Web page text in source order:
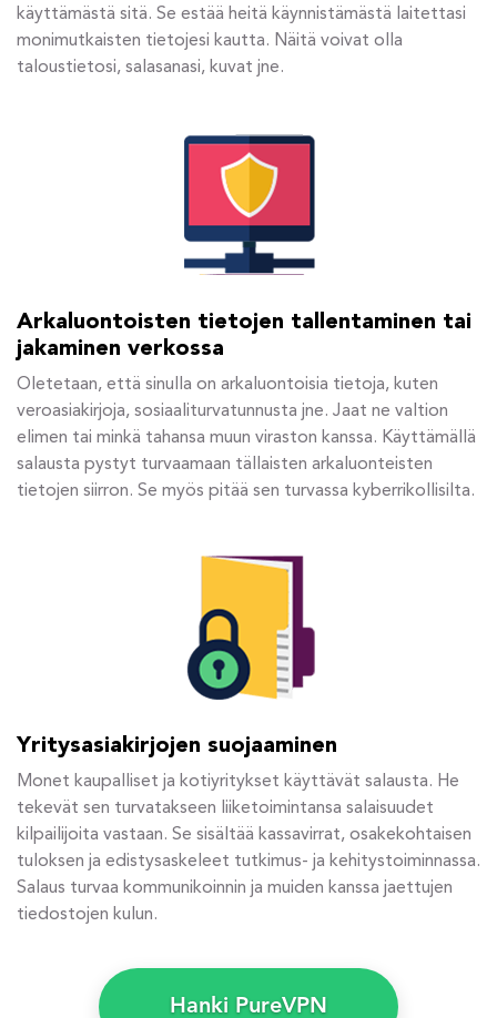
käyttämästä sitä. Se estää heitä käynnistämästä laitettasi
monimutkaisten tietojesi kautta. Näitä voivat olla
taloustietosi, salasanasi, kuvat jne.
Arkaluontoisten tietojen tallentaminen tai
jakaminen verkossa
Oletetaan, että sinulla on arkaluontoisia tietoja, kuten
veroasiakirjoja, sosiaaliturvatunnusta jne. Jaat ne valtion
elimen tai minkä tahansa muun viraston kanssa. Käyttämällä
salausta pystyt turvaamaan tällaisten arkaluonteisten
tietojen siirron. Se myös pitää sen turvassa kyberrikollisilta.
Yritysasiakirjojen suojaaminen
Monet kaupalliset ja kotiyritykset käyttävät salausta. He
tekevät sen turvatakseen liiketoimintansa salaisuudet
kilpailijoita vastaan. Se sisältää kassavirrat, osakekohtaisen
tuloksen ja edistysaskeleet tutkimus- ja kehitystoiminnassa.
Salaus turvaa kommunikoinnin ja muiden kanssa jaettujen
tiedostojen kulun.
Hanki PureVPN